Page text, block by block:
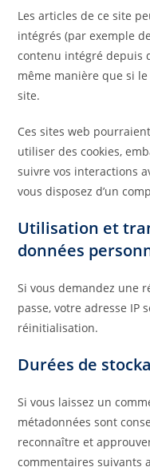
Les articles de ce site
intégrés (par exemple
contenu intégré depuis
même manière que si
site.
Ces sites web
utiliser des cookies,
suivre vos interactions
vous disposez d’un
Utilisation et
données
Si vous demandez une
passe, votre adresse IP
réinitialisation.
Durées de
Si vous laissez un
métadonnées sont
reconnaître et
commentaires suivants